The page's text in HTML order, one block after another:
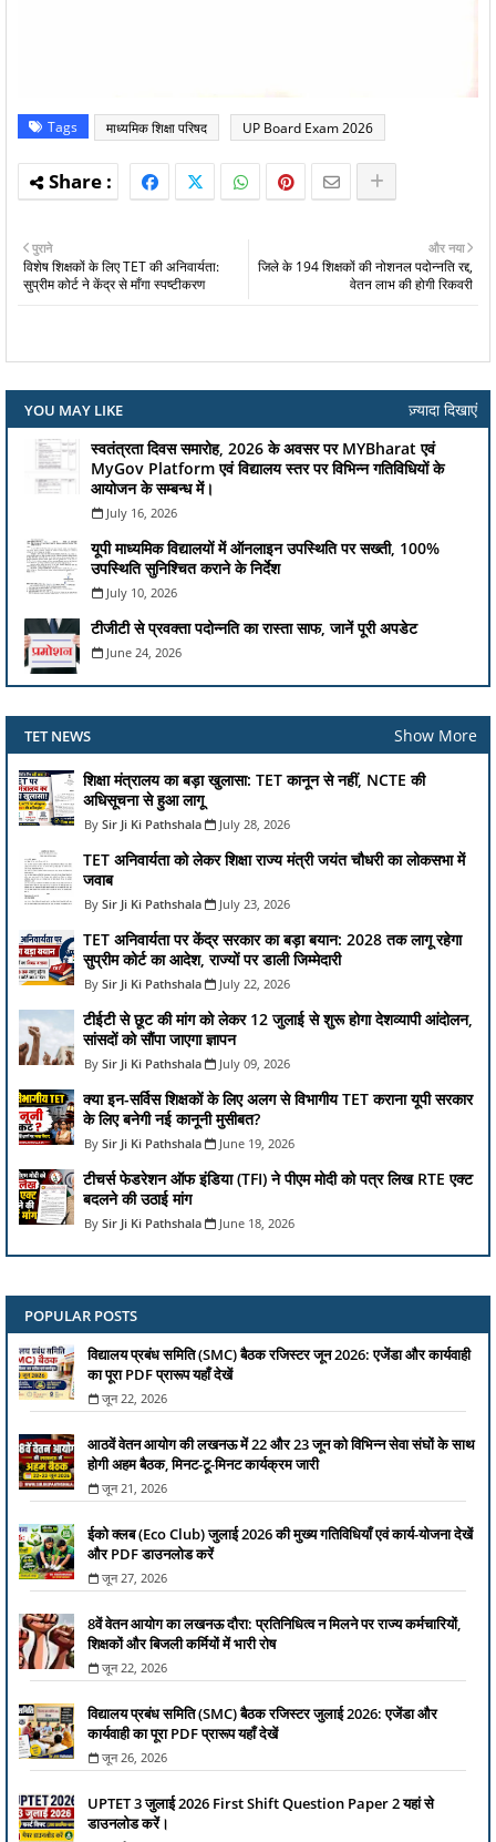
Tags माध्यमिक शिक्षा परिषद UP Board Exam 2026
और नया
जिले के 194 शिक्षकों की नोशनल पदोन्नति रद्द,
वेतन लाभ की होगी रिकवरी
पुराने
विशेष शिक्षकों के लिए TET की अनिवार्यता:
सुप्रीम कोर्ट ने केंद्र से माँगा स्पष्टीकरण
YOU MAY LIKE
ज़्यादा दिखाएं
स्वतंत्रता दिवस समारोह, 2026 के अवसर पर MYBharat एवं
MyGov Platform एवं विद्यालय स्तर पर विभिन्न गतिविधियों के
आयोजन के सम्बन्ध में।
July 16, 2026
यूपी माध्यमिक विद्यालयों में ऑनलाइन उपस्थिति पर सख्ती, 100%
उपस्थिति सुनिश्चित कराने के निर्देश
July 10, 2026
टीजीटी से प्रवक्ता पदोन्नति का रास्ता साफ, जानें पूरी अपडेट
June 24, 2026
TET NEWS Show More
शिक्षा मंत्रालय का बड़ा खुलासा: TET कानून से नहीं, NCTE की
अधिसूचना से हुआ लागू
Sir Ji Ki Pathshala July 28, 2026
TET अनिवार्यता को लेकर शिक्षा राज्य मंत्री जयंत चौधरी का लोकसभा में
जवाब
Sir Ji Ki Pathshala July 23, 2026
TET अनिवार्यता पर केंद्र सरकार का बड़ा बयान: 2028 तक लागू रहेगा
सुप्रीम कोर्ट का आदेश, राज्यों पर डाली जिम्मेदारी
Sir Ji Ki Pathshala July 22, 2026
टीईटी से छूट की मांग को लेकर 12 जुलाई से शुरू होगा देशव्यापी आंदोलन,
सांसदों को सौंपा जाएगा ज्ञापन
Sir Ji Ki Pathshala July 09, 2026
क्या इन-सर्विस शिक्षकों के लिए अलग से विभागीय TET कराना यूपी सरकार
के लिए बनेगी नई कानूनी मुसीबत?
Sir Ji Ki Pathshala June 19, 2026
टीचर्स फेडरेशन ऑफ इंडिया (TFI) ने पीएम मोदी को पत्र लिख RTE एक्ट
बदलने की उठाई मांग
Sir Ji Ki Pathshala June 18, 2026
POPULAR POSTS
विद्यालय प्रबंध समिति (SMC) बैठक रजिस्टर जून 2026: एजेंडा और कार्यवाही
का पूरा PDF प्रारूप यहाँ देखें
जून 22, 2026
आठवें वेतन आयोग की लखनऊ में 22 और 23 जून को विभिन्न सेवा संघों के साथ
होगी अहम बैठक, मिनट-टू-मिनट कार्यक्रम जारी
जून 21, 2026
ईको क्लब (Eco Club) जुलाई 2026 की मुख्य गतिविधियाँ एवं कार्य-योजना देखें
और PDF डाउनलोड करें
जून 27, 2026
8वें वेतन आयोग का लखनऊ दौरा: प्रतिनिधित्व न मिलने पर राज्य कर्मचारियों,
शिक्षकों और बिजली कर्मियों में भारी रोष
जून 22, 2026
विद्यालय प्रबंध समिति (SMC) बैठक रजिस्टर जुलाई 2026: एजेंडा और
कार्यवाही का पूरा PDF प्रारूप यहाँ देखें
जून 26, 2026
UPTET 3 जुलाई 2026 First Shift Question Paper 2 यहां से
डाउनलोड करें।